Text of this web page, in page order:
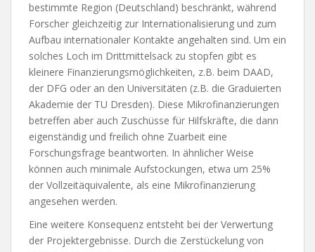
bestimmte Region (Deutschland) beschränkt, während
Forscher gleichzeitig zur Internationalisierung und zum
Aufbau internationaler Kontakte angehalten sind. Um ein
solches Loch im Drittmittelsack zu stopfen gibt es
kleinere Finanzierungsmöglichkeiten, z.B. beim DAAD,
der DFG oder an den Universitäten (z.B. die Graduierten
Akademie der TU Dresden). Diese Mikrofinanzierungen
betreffen aber auch Zuschüsse für Hilfskräfte, die dann
eigenständig und freilich ohne Zuarbeit eine
Forschungsfrage beantworten. In ähnlicher Weise
können auch minimale Aufstockungen, etwa um 25%
der Vollzeitäquivalente, als eine Mikrofinanzierung
angesehen werden.
Eine weitere Konsequenz entsteht bei der Verwertung
der Projektergebnisse. Durch die Zerstückelung von